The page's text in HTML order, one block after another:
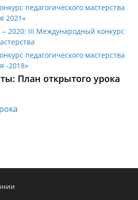
педагогического мастерства
2021»
2020: III Международный конкурс
педагогического мастерства
-2018»
План открытого урока